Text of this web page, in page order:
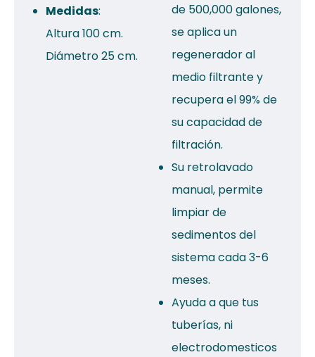
Medidas:
Altura 100 cm.
Diámetro 25 cm.
de 500,000 galones,
se aplica un
regenerador al
medio filtrante y
recupera el 99% de
su capacidad de
filtración.
Su retrolavado
manual, permite
limpiar de
sedimentos del
sistema cada 3-6
meses.
Ayuda a que tus
tuberías, ni
electrodomesticos